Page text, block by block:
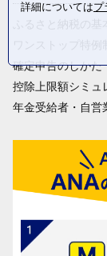
ふるさと納税の
ワンストップ特例
確定申告のしかた
控除上限額シミュ
年金受給者・自営
詳細についてはプ